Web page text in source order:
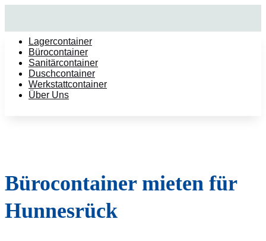
Lagercontainer
Bürocontainer
Sanitärcontainer
Duschcontainer
Werkstattcontainer
Über Uns
Bürocontainer mieten für
Hunnesrück